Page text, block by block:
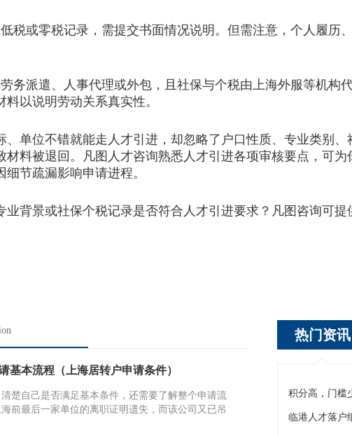
或零税记录，需提交书面情况说明。但需注意，个人履历
派遣、人事代理或外包，且社保与个税由上海外服等机构
以说明劳动关系真实性。
位不错就能走人才引进，却忽略了户口性质、专业类别、
材料被退回。凡图人才咨询熟悉人才引进各项审核要点，可
节疏漏影响申请进程。
景或社保个税记录是否符合人才引进要求？凡图咨询可提
基本流程（上海居转户申请条件）
楚自己是否满足基本条件，还需要了解整个申请流
前最后一家单位的离职证明遗失，而该公司又已吊
热门资讯
积分高，门槛
临港人才落户